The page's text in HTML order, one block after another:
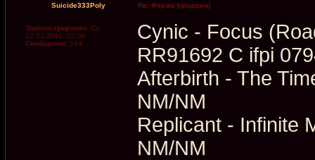
Suicide333Poly Re: Фирма (продажа)
Зарегистрирован: Ср
12.01.2011, 02:04
Сообщения: 124
Cynic - Focus
RR91692 C ifpi
Afterbirth - The
NM/NM
Replicant - Infinite
NM/NM